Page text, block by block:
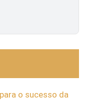
o sucesso da